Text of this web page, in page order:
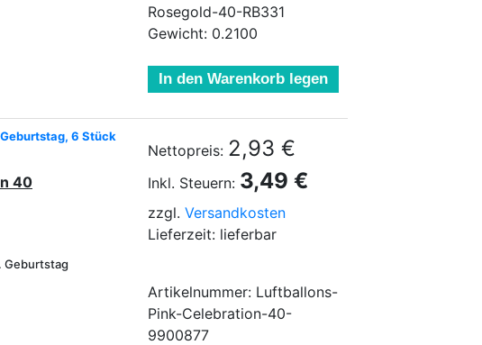
Rosegold-40-RB331
Gewicht: 0.2100
In den Warenkorb legen
6 Stück
40
Geburtstag
Nettopreis: 2,93 €
Inkl. Steuern: 3,49 €
zzgl. Versandkosten
Lieferzeit: lieferbar
Artikelnummer: Luftballons-
Pink-Celebration-40-
9900877